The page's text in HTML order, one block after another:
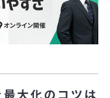
大化のコツは